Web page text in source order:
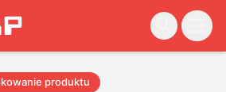
produktu